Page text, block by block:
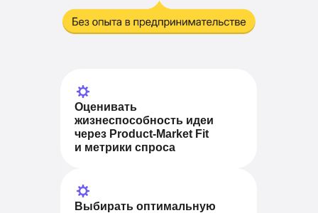
Оценивать
жизнеспособность идеи
через Product-Market Fit
и метрики спроса
Выбирать оптимальную